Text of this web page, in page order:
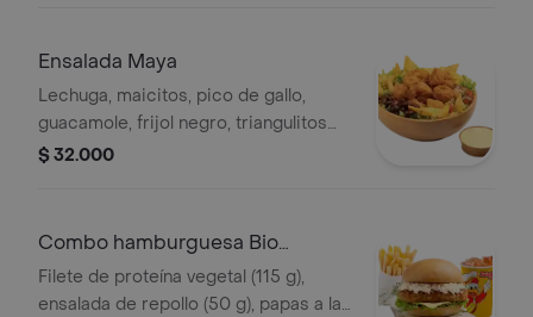
Ensalada Maya
Lechuga, maicitos, pico de gallo,
guacamole, frijol negro, triangulitos
de maíz y aderezo mexicano. Elige tu
$ 32.000
Combo hamburguesa Bio
(Proteína Vegetal)
Filete de proteína vegetal (115 g),
ensalada de repollo (50 g), papas a la